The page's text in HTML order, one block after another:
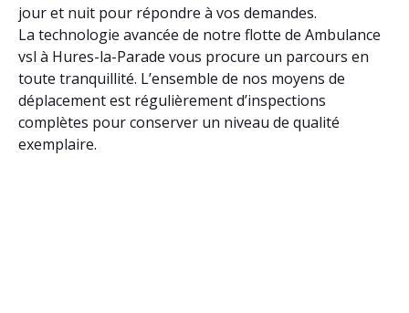
jour et nuit pour répondre à vos demandes.
La technologie avancée de notre flotte de Ambulance
vsl à Hures-la-Parade vous procure un parcours en
toute tranquillité. L’ensemble de nos moyens de
déplacement est régulièrement d’inspections
complètes pour conserver un niveau de qualité
exemplaire.